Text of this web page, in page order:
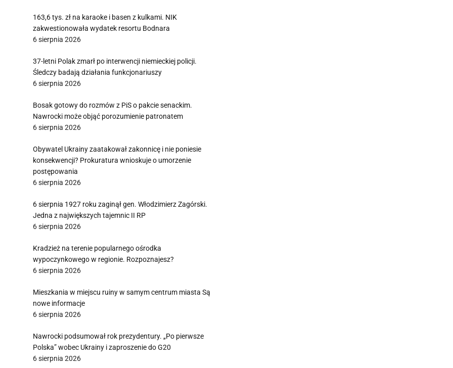
163,6 tys. zł na karaoke i basen z kulkami. NIK
zakwestionowała wydatek resortu Bodnara
6 sierpnia 2026
37-letni Polak zmarł po interwencji niemieckiej policji.
Śledczy badają działania funkcjonariuszy
6 sierpnia 2026
Bosak gotowy do rozmów z PiS o pakcie senackim.
Nawrocki może objąć porozumienie patronatem
6 sierpnia 2026
Obywatel Ukrainy zaatakował zakonnicę i nie poniesie
konsekwencji? Prokuratura wnioskuje o umorzenie
postępowania
6 sierpnia 2026
6 sierpnia 1927 roku zaginął gen. Włodzimierz Zagórski.
Jedna z największych tajemnic II RP
6 sierpnia 2026
Kradzież na terenie popularnego ośrodka
wypoczynkowego w regionie. Rozpoznajesz?
6 sierpnia 2026
Mieszkania w miejscu ruiny w samym centrum miasta Są
nowe informacje
6 sierpnia 2026
Nawrocki podsumował rok prezydentury. „Po pierwsze
Polska” wobec Ukrainy i zaproszenie do G20
6 sierpnia 2026